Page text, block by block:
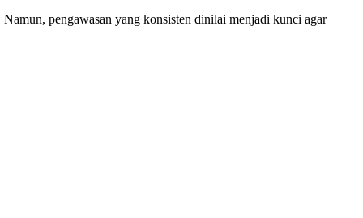
pengawasan yang konsisten dinilai menjadi kunci agar